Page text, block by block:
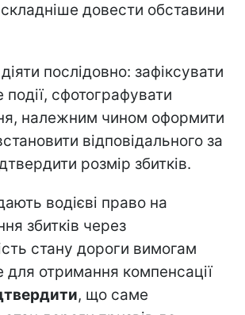
довести обставини
послідовно: зафіксувати
події, сфотографувати
належним чином оформити
відповідального за
розмір збитків.
водієві право на
збитків через
стану дороги вимогам
для отримання компенсації
, що саме